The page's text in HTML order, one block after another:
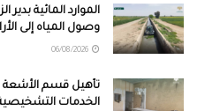
الموارد المائية
وصول المياه إلى
تأهيل قسم الأشعة
الخدمات